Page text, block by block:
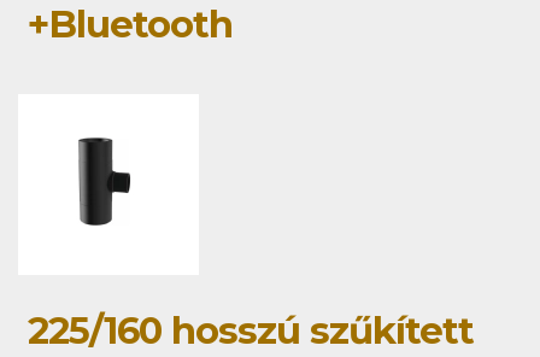
+Bluetooth
225/160 hosszú szűkített